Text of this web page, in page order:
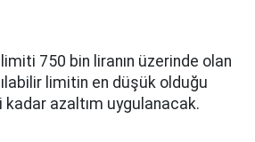
750 bin liranın üzerinde olan
limitin en düşük olduğu
kadar azaltım uygulanacak.